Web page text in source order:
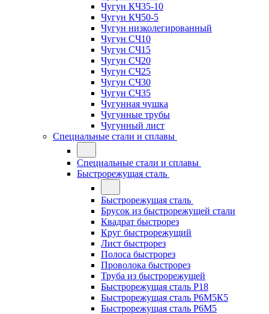
Чугун КЧ35-10
Чугун КЧ50-5
Чугун низколегированный
Чугун СЧ10
Чугун СЧ15
Чугун СЧ20
Чугун СЧ25
Чугун СЧ30
Чугун СЧ35
Чугунная чушка
Чугунные трубы
Чугунный лист
Специальные стали и сплавы
Специальные стали и сплавы
Быстрорежущая сталь
Быстрорежущая сталь
Брусок из быстрорежущей стали
Квадрат быстрорез
Круг быстрорежущий
Лист быстрорез
Полоса быстрорез
Проволока быстрорез
Труба из быстрорежущей
Быстрорежущая сталь Р18
Быстрорежущая сталь Р6М5К5
Быстрорежущая сталь Р6М5